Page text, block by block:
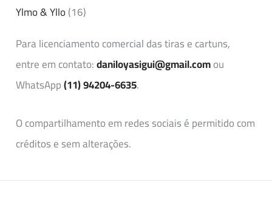
Ylmo & Yllo(16)
Para licenciamento comercial das tiras e cartuns,
entre em contato:daniloyasigui@gmail.comou
WhatsApp(11) 94204-6635.
O compartilhamento em redes sociais é permitido com
créditos e sem alterações.